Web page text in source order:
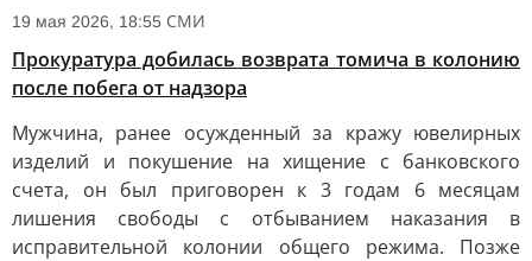
19 мая 2026, 18:55 СМИ
Прокуратура добилась возврата томича в колонию
после побега от надзора
Мужчина, ранее осужденный за кражу ювелирных
изделий и покушение на хищение с банковского
счета, он был приговорен к 3 годам 6 месяцам
лишения свободы с отбыванием наказания в
исправительной колонии общего режима. Позже